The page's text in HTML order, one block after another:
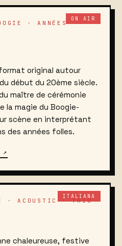
ON AIR
· ANNÉES
original autour
début du 20ème siècle.
maître de cérémonie
la magie du Boogie-
scène en interprétant
des années folles.
↗
ITALIANA
· ACOUSTIC · TRIO
chaleureuse, festive